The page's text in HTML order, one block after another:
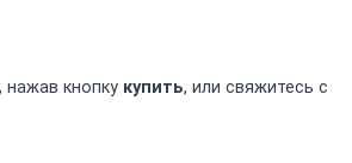
нажав кнопку купить, или свяжитесь с